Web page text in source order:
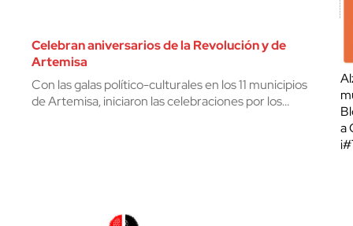
Celebran aniversarios de la Revolución y de
Artemisa
Con las galas político-culturales en los 11 municipios
de Artemisa, iniciaron las celebraciones por los…
a